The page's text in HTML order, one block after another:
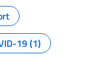
pagina
19 (1)